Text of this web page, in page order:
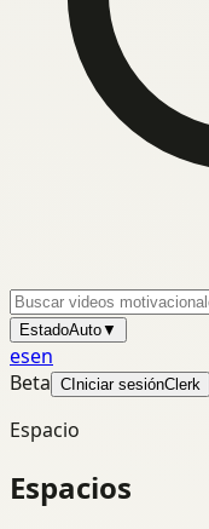
EstadoAuto▼
esen
Beta C Iniciar sesiónClerk
Espacio
Espacios